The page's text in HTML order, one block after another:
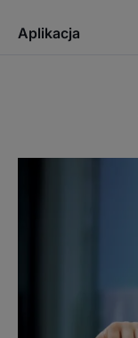
Żelowa
Pigmenty
zmienia kolor na
szczotkowanie
Zapach zawartości
Aplikacja